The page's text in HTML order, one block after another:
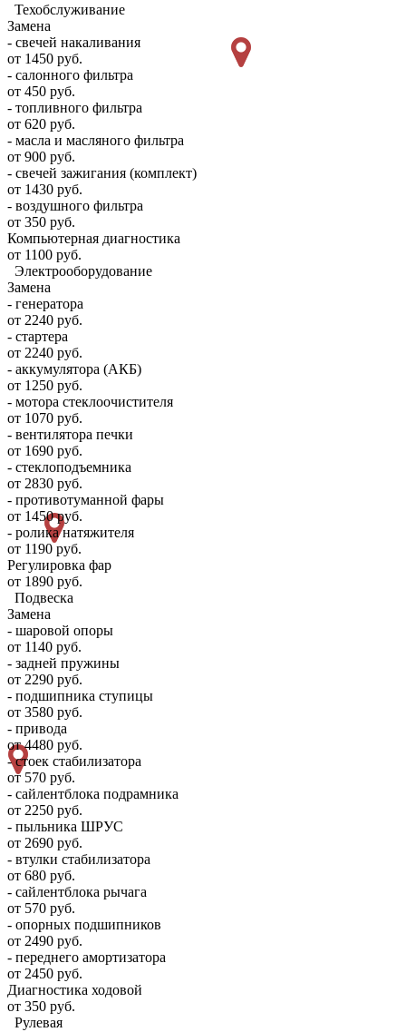
Техобслуживание
Замена
- свечей накаливания
от 1450 руб.
- салонного фильтра
от 450 руб.
- топливного фильтра
от 620 руб.
- масла и масляного фильтра
от 900 руб.
- свечей зажигания (комплект)
от 1430 руб.
- воздушного фильтра
от 350 руб.
Компьютерная диагностика
от 1100 руб.
Электрооборудование
Замена
- генератора
от 2240 руб.
- стартера
от 2240 руб.
- аккумулятора (АКБ)
от 1250 руб.
- мотора стеклоочистителя
от 1070 руб.
- вентилятора печки
от 1690 руб.
- стеклоподъемника
от 2830 руб.
- противотуманной фары
от 1450 руб.
- ролика натяжителя
от 1190 руб.
Регулировка фар
от 1890 руб.
Подвеска
Замена
- шаровой опоры
от 1140 руб.
- задней пружины
от 2290 руб.
- подшипника ступицы
от 3580 руб.
- привода
от 4480 руб.
- стоек стабилизатора
от 570 руб.
- сайлентблока подрамника
от 2250 руб.
- пыльника ШРУС
от 2690 руб.
- втулки стабилизатора
от 680 руб.
- сайлентблока рычага
от 570 руб.
- опорных подшипников
от 2490 руб.
- переднего амортизатора
от 2450 руб.
Диагностика ходовой
от 350 руб.
Рулевая